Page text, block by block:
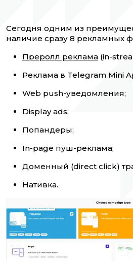
Сегодня одним из
наличие сразу 8 рекламных
Преролл реклама (in-
Реклама в Telegram Mini
Web push-уведомления;
Display ads;
Попандеры;
In-page пуш-реклама;
Доменный (direct click)
Нативка.